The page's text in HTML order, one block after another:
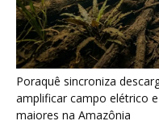
Seriema combina corridas
contra rochas para
cerrado